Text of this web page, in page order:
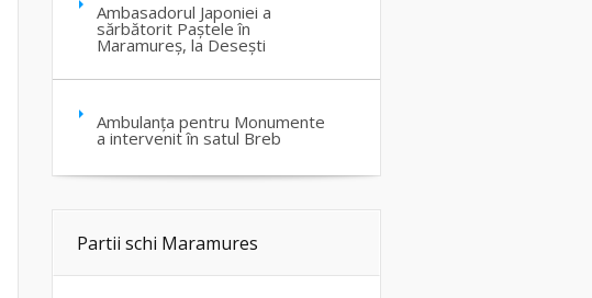
Ambasadorul Japoniei a
sărbătorit Paștele în
Maramureș, la Desești
Ambulanța pentru Monumente
a intervenit în satul Breb
Partii schi Maramures